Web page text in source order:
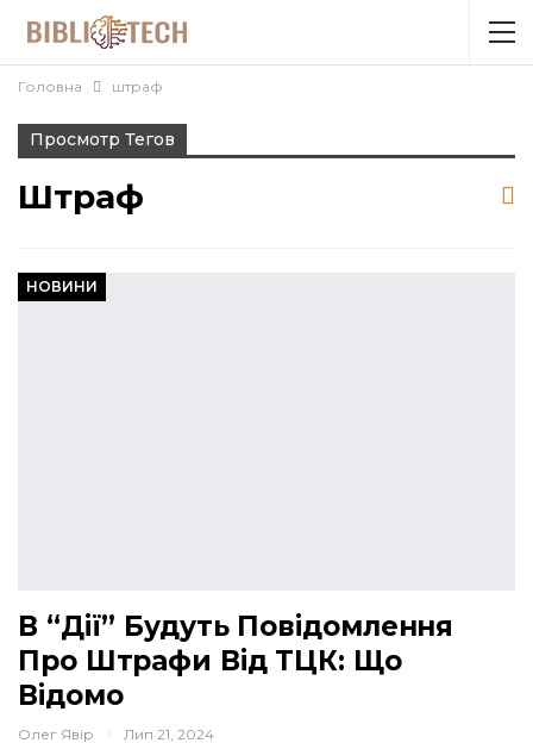
Головна штраф
Просмотр Тегов
Штраф
НОВИНИ
В “Дії” Будуть Повідомлення
Про Штрафи Від ТЦК: Що
Відомо
Олег Явір Лип 21, 2024